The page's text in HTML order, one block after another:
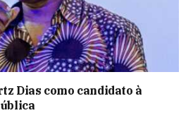
Dias como candidato à